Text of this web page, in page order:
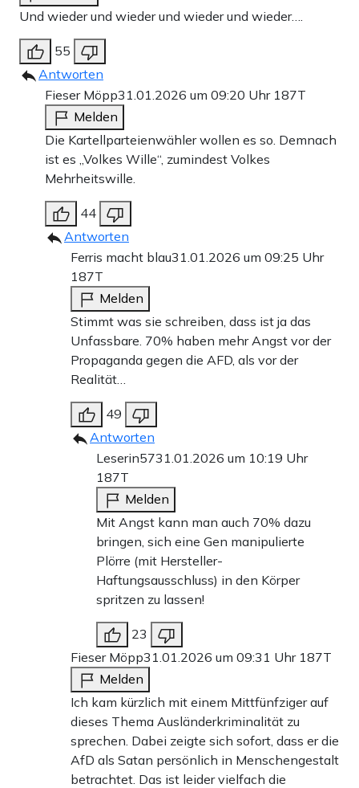
Und wieder und wieder und wieder und wieder….
55
Antworten
Fieser Möpp31.01.2026 um 09:20 Uhr 187T
Melden
Die Kartellparteienwähler wollen es so. Demnach
ist es „Volkes Wille“, zumindest Volkes
Mehrheitswille.
44
Antworten
Ferris macht blau31.01.2026 um 09:25 Uhr
187T
Melden
Stimmt was sie schreiben, dass ist ja das
Unfassbare. 70% haben mehr Angst vor der
Propaganda gegen die AFD, als vor der
Realität…
49
Antworten
Leserin5731.01.2026 um 10:19 Uhr
187T
Melden
Mit Angst kann man auch 70% dazu
bringen, sich eine Gen manipulierte
Plörre (mit Hersteller-
Haftungsausschluss) in den Körper
spritzen zu lassen!
23
Fieser Möpp31.01.2026 um 09:31 Uhr 187T
Melden
Ich kam kürzlich mit einem Mittfünfziger auf
dieses Thema Ausländerkriminalität zu
sprechen. Dabei zeigte sich sofort, dass er die
AfD als Satan persönlich in Menschengestalt
betrachtet. Das ist leider vielfach die